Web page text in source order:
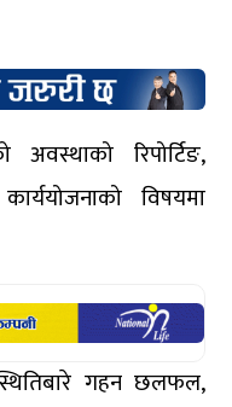
रिपोर्टिङ,
विषयमा
गहन छलफल,